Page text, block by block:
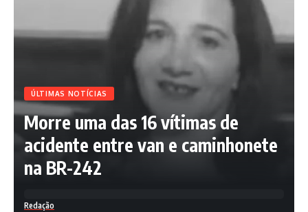
ÚLTIMAS NOTÍCIAS
Morre uma das 16 vítimas de
acidente entre van e caminhonete
na BR-242
Redação